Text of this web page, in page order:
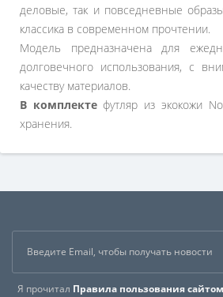
деловые, так и повседневные
классика в современном прочтении.
Модель предназначена для
долговечного использования, с
качеству материалов.
В комплектефутляр из экокожи
хранения.
Я прочитал Правила пользования сайтом